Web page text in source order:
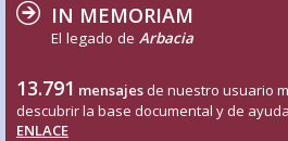
IN MEMORIAM
El legado de Arbacia
13.791 mensajes de nuestro usuario
descubrir la base documental y de
ENLACE